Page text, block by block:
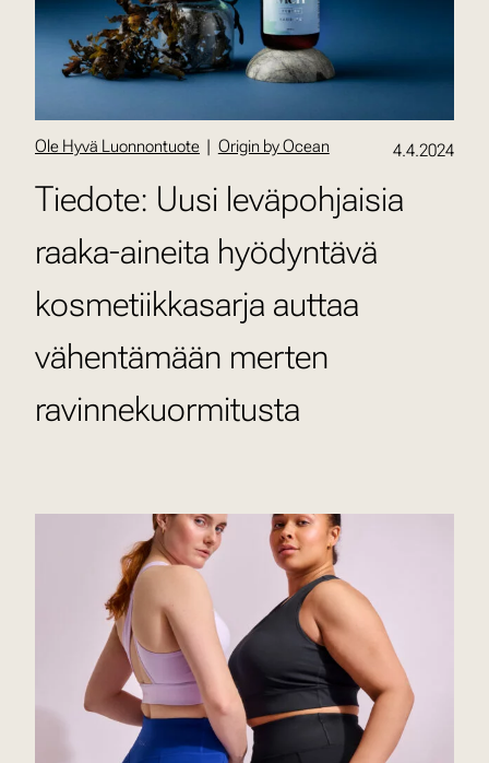
Ole Hyvä Luonnontuote | Origin by Ocean 4.4.2024
Tiedote: Uusi leväpohjaisia
raaka-aineita hyödyntävä
kosmetiikkasarja auttaa
vähentämään merten
ravinnekuormitusta